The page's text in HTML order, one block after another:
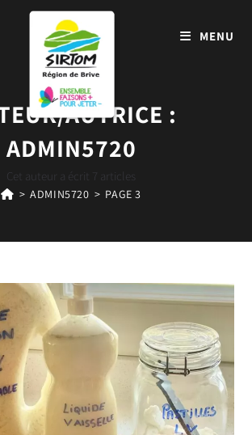
MENU
AUTRICE :
ADMIN5720
Cet auteur a écrit 7 articles
> ADMIN5720 > PAGE 3